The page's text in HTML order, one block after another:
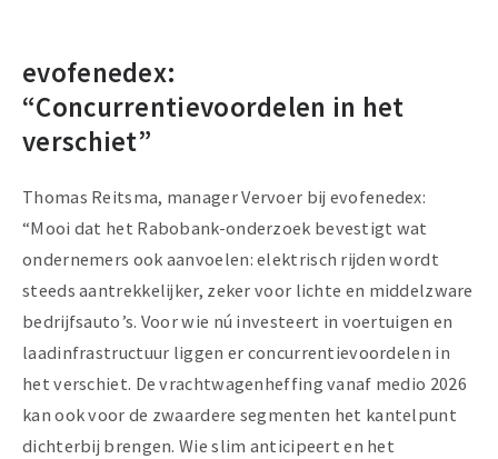
evofenedex:
“Concurrentievoordelen in het
verschiet”
Thomas Reitsma, manager Vervoer bij evofenedex:
“Mooi dat het Rabobank-onderzoek bevestigt wat
ondernemers ook aanvoelen: elektrisch rijden wordt
steeds aantrekkelijker, zeker voor lichte en middelzware
bedrijfsauto’s. Voor wie nú investeert in voertuigen en
laadinfrastructuur liggen er concurrentievoordelen in
het verschiet. De vrachtwagenheffing vanaf medio 2026
kan ook voor de zwaardere segmenten het kantelpunt
dichterbij brengen. Wie slim anticipeert en het